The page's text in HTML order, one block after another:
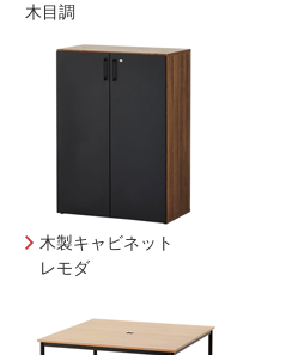
木目調
木製キャビネット
レモダ